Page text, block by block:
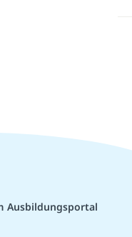
Ausbildungsportal